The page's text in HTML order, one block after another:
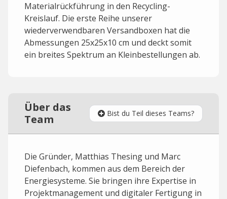
Materialrückführung in den Recycling-
Kreislauf. Die erste Reihe unserer
wiederverwendbaren Versandboxen hat die
Abmessungen 25x25x10 cm und deckt somit
ein breites Spektrum an Kleinbestellungen ab.
Über das
Team
Bist du Teil dieses Teams?
Die Gründer, Matthias Thesing und Marc
Diefenbach, kommen aus dem Bereich der
Energiesysteme. Sie bringen ihre Expertise in
Projektmanagement und digitaler Fertigung in